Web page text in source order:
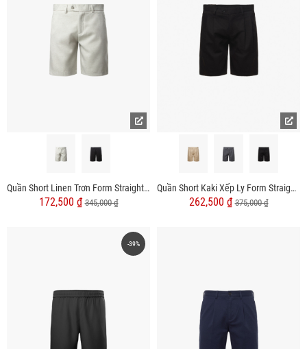
Quần Short Linen Trơn Form Straight QS068
172,500 ₫345,000 ₫
Quần Short Kaki Xếp Ly Form Straight QS059
262,500 ₫375,000 ₫
-39%